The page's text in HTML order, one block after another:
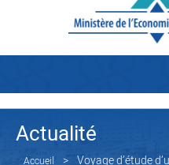
Actualité
Accueil
Voyage d’étude